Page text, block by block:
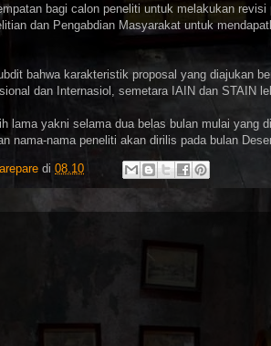
bagi calon peneliti untuk melakukan
dan Pengabdian Masyarakat untuk
bahwa karakteristik proposal yang diajukan
dan Internasiol, semetara IAIN dan STAIN
lama yakni selama dua belas bulan mulai yang
nama-nama peneliti akan dirilis pada bulan
di 08.10